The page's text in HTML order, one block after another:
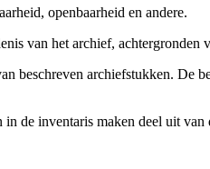
openbaarheid en andere.
van het archief,
beschreven archiefstukken.
de inventaris maken deel uit